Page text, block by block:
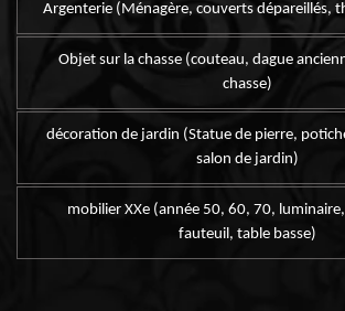
Argenterie (Ménagère, couverts dépareillés,
Objet sur la chasse (couteau, dague
chasse)
décoration de jardin (Statue de pierre,
salon de jardin)
mobilier XXe (année 50, 60, 70,
fauteuil, table basse)